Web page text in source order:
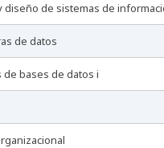
diseño de sistemas de
de datos
de bases de datos i